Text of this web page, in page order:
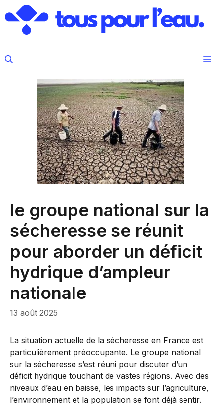
au
contenu
le groupe national sur la
sécheresse se réunit
pour aborder un déficit
hydrique d’ampleur
nationale
13 août 2025
La situation actuelle de la sécheresse en France est
particulièrement préoccupante. Le groupe national
sur la sécheresse s’est réuni pour discuter d’un
déficit hydrique touchant de vastes régions. Avec des
niveaux d’eau en baisse, les impacts sur l’agriculture,
l’environnement et la population se font déjà sentir.